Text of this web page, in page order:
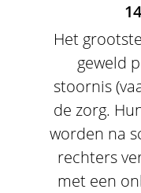
Het
geweld
stoornis
de zorg.
worden na
rechters
met een